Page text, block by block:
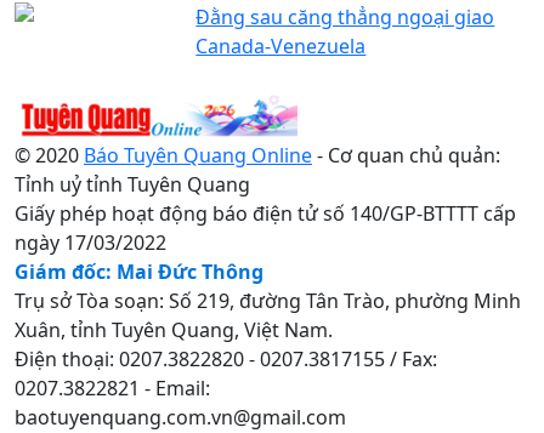
Đằng sau căng thẳng ngoại giao
Canada-Venezuela
© 2020 Báo Tuyên Quang Online- Cơ quan chủ quản:
Tỉnh uỷ tỉnh Tuyên Quang
Giấy phép hoạt động báo điện tử số 140/GP-BTTTT cấp
ngày 17/03/2022
Giám đốc: Mai Đức Thông
Trụ sở Tòa soạn: Số 219, đường Tân Trào, phường Minh
Xuân, tỉnh Tuyên Quang, Việt Nam.
Điện thoại: 0207.3822820 - 0207.3817155 / Fax:
0207.3822821 - Email:
baotuyenquang.com.vn@gmail.com